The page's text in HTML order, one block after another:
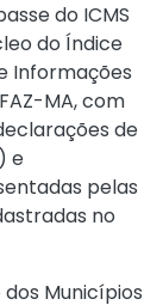
do ICMS
do Índice
Informações
MA, com
de
e
pelas
no
Municípios